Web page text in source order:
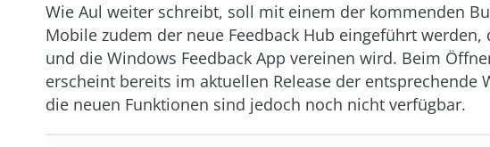
Wie Aul weiter schreibt, soll mit einem der kommenden
Mobile zudem der neue Feedback Hub eingeführt werden,
und die Windows Feedback App vereinen wird. Beim
erscheint bereits im aktuellen Release der entsprechende
die neuen Funktionen sind jedoch noch nicht verfügbar.